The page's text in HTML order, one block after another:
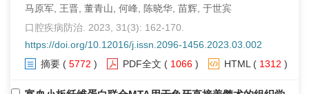
马原军, 王晋, 董青山, 何峰, 陈晓华, 苗辉, 于世宾
口腔疾病防治. 2023, 31(3): 162-170.
https://doi.org/10.12016/j.issn.2096-1456.2023.03.002
摘要 ( 5772 ) PDF全文 ( 1066 ) HTML ( 1312 )